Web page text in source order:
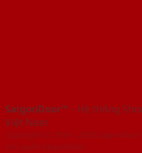
SaigonDoor™ - Hệ thống
Việt Nam
Copyright ⓒ 2016 – 2026
chủ quản SaigonDoor